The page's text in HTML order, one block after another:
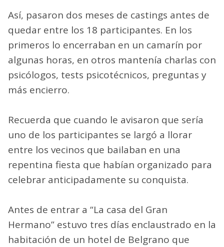
Así, pasaron dos meses de castings antes de
quedar entre los 18 participantes. En los
primeros lo encerraban en un camarín por
algunas horas, en otros mantenía charlas con
psicólogos, tests psicotécnicos, preguntas y
más encierro.
Recuerda que cuando le avisaron que sería
uno de los participantes se largó a llorar
entre los vecinos que bailaban en una
repentina fiesta que habían organizado para
celebrar anticipadamente su conquista.
Antes de entrar a “La casa del Gran
Hermano” estuvo tres días enclaustrado en la
habitación de un hotel de Belgrano que